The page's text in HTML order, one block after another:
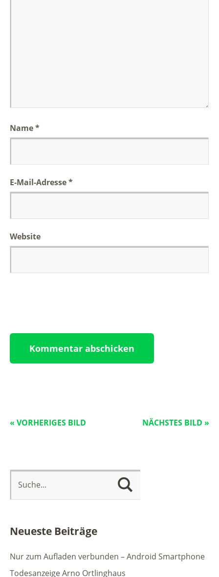
Name*
E-Mail-Adresse*
Website
« VORHERIGES BILD NÄCHSTES BILD »
Neueste Beiträge
Nur zum Aufladen verbunden – Android Smartphone
Todesanzeige Arno Ortlinghaus